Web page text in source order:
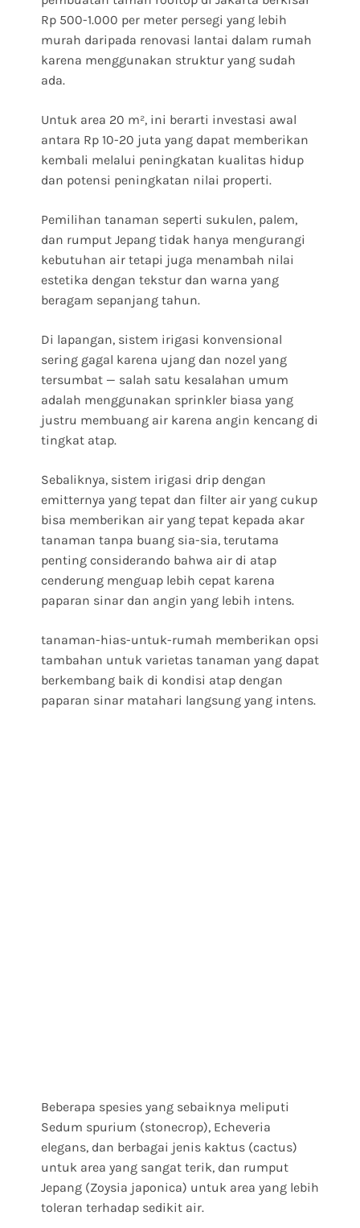
Rp 500-1.000 per meter persegi yang lebih
murah daripada renovasi lantai dalam rumah
karena menggunakan struktur yang sudah
ada.
Untuk area 20 m², ini berarti investasi awal
antara Rp 10-20 juta yang dapat memberikan
kembali melalui peningkatan kualitas hidup
dan potensi peningkatan nilai properti.
Pemilihan tanaman seperti sukulen, palem,
dan rumput Jepang tidak hanya mengurangi
kebutuhan air tetapi juga menambah nilai
estetika dengan tekstur dan warna yang
beragam sepanjang tahun.
Di lapangan, sistem irigasi konvensional
sering gagal karena ujang dan nozel yang
tersumbat — salah satu kesalahan umum
adalah menggunakan sprinkler biasa yang
justru membuang air karena angin kencang di
tingkat atap.
Sebaliknya, sistem irigasi drip dengan
emitternya yang tepat dan filter air yang cukup
bisa memberikan air yang tepat kepada akar
tanaman tanpa buang sia-sia, terutama
penting considerando bahwa air di atap
cenderung menguap lebih cepat karena
paparan sinar dan angin yang lebih intens.
tanaman-hias-untuk-rumah memberikan opsi
tambahan untuk varietas tanaman yang dapat
berkembang baik di kondisi atap dengan
paparan sinar matahari langsung yang intens.
Beberapa spesies yang sebaiknya meliputi
Sedum spurium (stonecrop), Echeveria
elegans, dan berbagai jenis kaktus (cactus)
untuk area yang sangat terik, dan rumput
Jepang (Zoysia japonica) untuk area yang lebih
toleran terhadap sedikit air.